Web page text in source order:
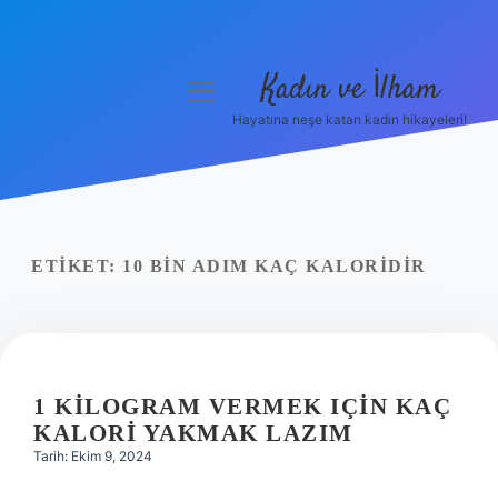
Yasal Uyarı
menüyü
Kadın ve İlham
Hayatına neşe katan kadın hikayeleri!
ETIKET: 10 BIN ADIM KAÇ KALORIDIR
1 KILOGRAM VERMEK IÇIN KAÇ
KALORI YAKMAK LAZIM
Tarih: Ekim 9, 2024